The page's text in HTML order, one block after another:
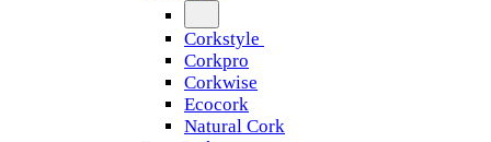
Corkstyle
Corkpro
Corkwise
Ecocork
Natural Cork